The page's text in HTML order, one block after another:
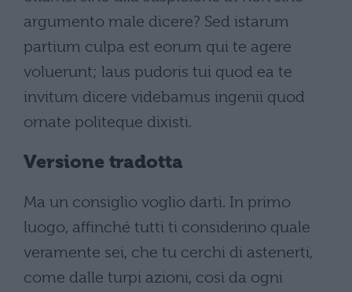
argumento male dicere? Sed istarum
partium culpa est eorum qui te agere
voluerunt; laus pudoris tui quod ea te
invitum dicere videbamus ingenii quod
ornate politeque dixisti.
Versione tradotta
Ma un consiglio voglio darti. In primo
luogo, affinché tutti ti considerino quale
veramente sei, che tu cerchi di astenerti,
come dalle turpi azioni, così da ogni